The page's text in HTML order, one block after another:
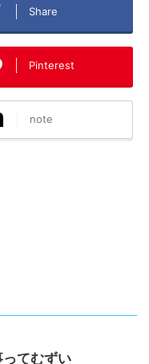
Share
Pinterest
note
てむずい